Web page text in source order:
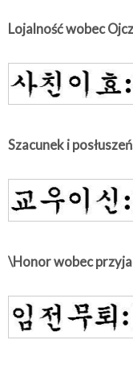
Lojalność wobec
Szacunek i
\Honor wobec